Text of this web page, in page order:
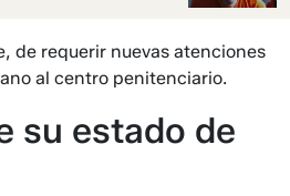
de requerir nuevas atenciones
al centro penitenciario.
su estado de